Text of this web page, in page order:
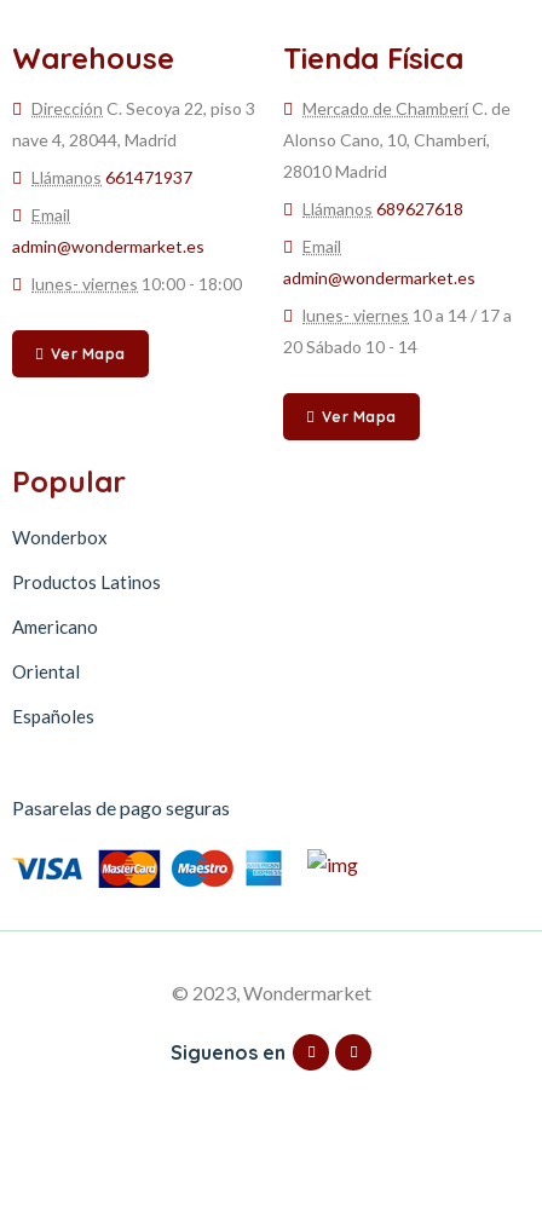
Warehouse
Dirección C. Secoya 22, piso 3
nave 4, 28044, Madrid
Llámanos 661471937
Email
admin@wondermarket.es
lunes- viernes 10:00 - 18:00
Ver Mapa
Tienda Física
Mercado de ChamberíC. de
Alonso Cano, 10, Chamberí,
28010 Madrid
Llámanos 689627618
Email
admin@wondermarket.es
lunes- viernes 10 a 14 / 17 a
20 Sábado 10 - 14
Ver Mapa
Popular
Wonderbox
Productos Latinos
Americano
Oriental
Españoles
Pasarelas de pago seguras
© 2023, Wondermarket
Siguenos en